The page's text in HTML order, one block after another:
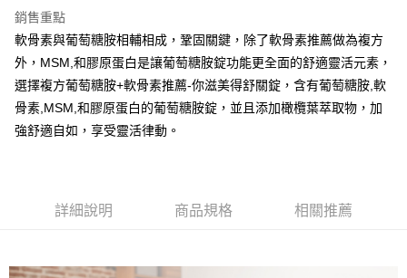
【繳款方式說明】
1.分期款項不併入電信帳單，「大哥付你分期」於每月結算日後寄送繳費提
醒簡訊。
2.透過簡訊連結打開帳單後，可選擇「超商條碼／台灣大直營門市／銀行轉
帳／街口支付／iPASS MONEY」等通路繳費。
【注意事項】
1.本服務係由「台灣大哥大股份有限公司」（以下簡稱本公司）所提供，讓
由本公司與您本人進行分期帳單所需資料之確認、核對及更正。
３．安心：先確認商品／服務後，再付款。
【「AFTEE先享後付」結帳流程】
１．於結帳方式選擇「AFTEE先享後付」後，將跳轉至「AFTEE先享後付」
２．訂單成立數日內，您將收到繳費通知簡訊。
３．收到繳費通知簡訊後14天內，點擊此簡訊中的連結，可透過四大超商／
ATM／網路銀行／等多元方式進行付款，方視為交易完成。
※ 請注意：結帳手續完成當下不需立刻繳費，但若您需要取消訂單，請聯絡
是否繳費成功／繳費後需取消欲退款等相關疑問，請聯繫「AFTEE先享後付
客戶支援中心」 https://netprotections.freshdesk.com/support/home
１．透過由恩沛科技股份有限公司提供之「AFTEE先享後付」服務完成之交
運送方式
全家取貨付款
每筆NT$60，滿NT$699(含以上)免運費
付款後全家取貨
每筆NT$60，滿NT$1,000(含以上)免運費
每筆NT$60，滿NT$1,000(含以上)免運費
銷售重點
軟骨素與葡萄糖胺相輔相成，鞏固關鍵，除了軟骨素推薦做為複方
外，MSM,和膠原蛋白是讓葡萄糖胺錠功能更全面的舒適靈活元素，
選擇複方葡萄糖胺+軟骨素推薦-你滋美得舒關錠，含有葡萄糖胺,軟
骨素,MSM,和膠原蛋白的葡萄糖胺錠，並且添加橄欖葉萃取物，加
強舒適自如，享受靈活律動。
詳細說明 商品規格 相關推薦